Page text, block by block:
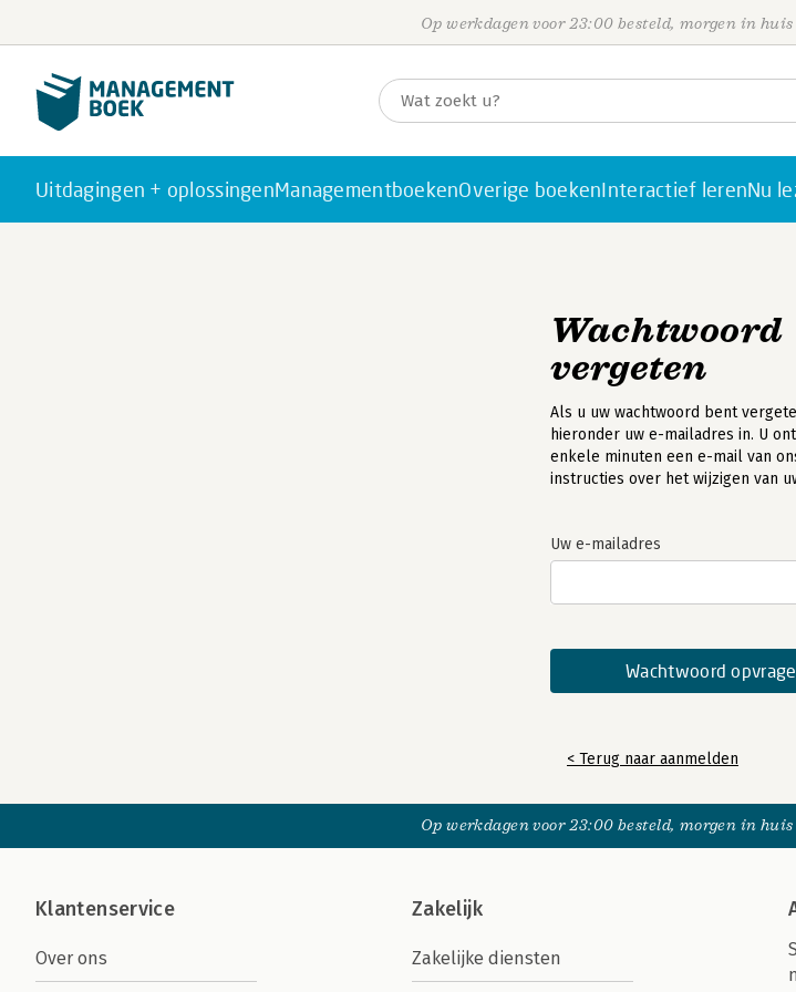
Op werkdagen voor 23:00 besteld, morgen in huis
Uitdagingen + oplossingenManagementboekenOverige boekenInteractief lerenNu
Wachtwoord
vergeten
Als u uw wachtwoord bent
hieronder uw e-mailadres in. U
enkele minuten een e-mail van
instructies over het wijzigen van
Uw e-mailadres
< Terug naar aanmelden
Op werkdagen voor 23:00 besteld, morgen in huis
Klantenservice
Over ons
Zakelijk
Zakelijke diensten